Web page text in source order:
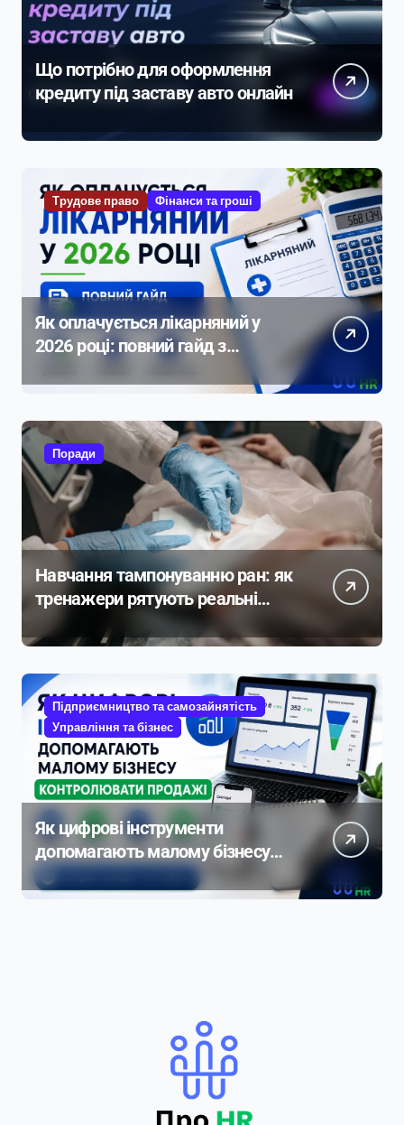
Що потрібно для оформлення
кредиту під заставу авто онлайн
Трудове право Фінанси та гроші
Як оплачується лікарняний у
2026 році: повний гайд з
Поради
Навчання тампонуванню ран: як
тренажери рятують реальні
життя
Підприємництво та самозайнятість
Управління та бізнес
Як цифрові інструменти
допомагають малому бізнесу
контролювати продажі